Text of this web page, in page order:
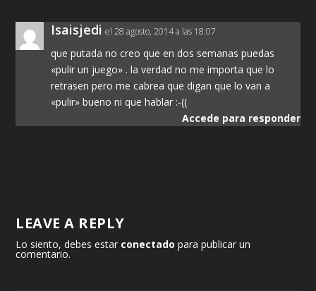
Isaisjedi el 28 agosto, 2014 a las 18:07
que putada no creo que en dos semanas puedas
«pulir un juego» . la verdad no me importa que lo
retrasen pero me cabrea que digan que lo van a
«pulir» bueno ni que hablar :-((
Accede para responder
LEAVE A REPLY
Lo siento, debes estar conectado para publicar un
comentario.